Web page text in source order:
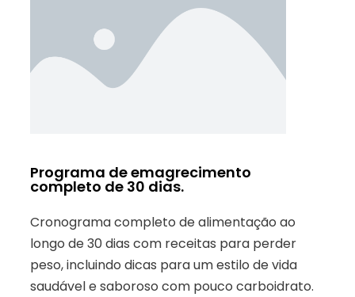
Programa de emagrecimento
completo de 30 dias.
Cronograma completo de alimentação ao
longo de 30 dias com receitas para perder
peso, incluindo dicas para um estilo de vida
saudável e saboroso com pouco carboidrato.